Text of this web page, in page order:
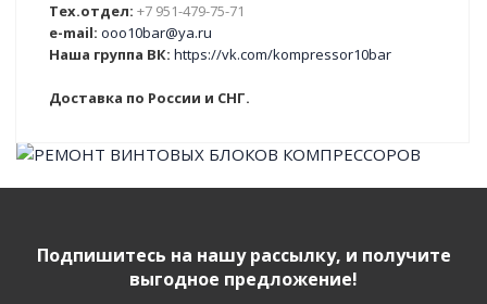
Тех.отдел: +7 951-479-75-71
e-mail: ooo10bar@ya.ru
Наша группа ВК: https://vk.com/kompressor10bar
Доставка по России и СНГ.
Подпишитесь на нашу рассылку, и получите
выгодное предложение!